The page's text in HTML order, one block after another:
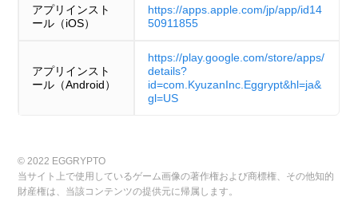
アプリインスト
ール（iOS）
https://apps.apple.com/jp/app/id14
50911855
アプリインスト
ール（Android）
https://play.google.com/store/apps/
details?
id=com.KyuzanInc.Eggrypt&hl=ja&
gl=US
© 2022 EGGRYPTO
当サイト上で使用しているゲーム画像の著作権および商標権、その他知的
財産権は、当該コンテンツの提供元に帰属します。